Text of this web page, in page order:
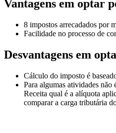
Vantagens em optar
8 impostos arrecadados por
Facilidade no processo de
Desvantagens em
Cálculo do imposto é
Para algumas atividades
Receita qual é a alíquota
comparar a carga tributária